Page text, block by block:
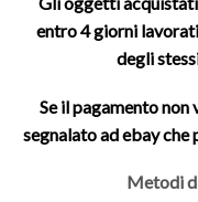
entro 4 giorni
degli
Se il pagamento
segnalato ad ebay che
Metodi